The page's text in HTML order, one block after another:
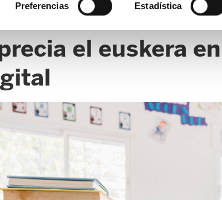
Preferencias Estadística
EDUCATIVA CRIKASNOVA
el euskera